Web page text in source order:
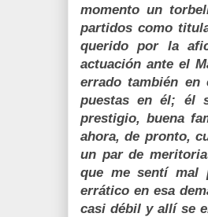
momento un
partidos como
querido por la
actuación ante el
errado también
puestas en él; él
prestigio, buena
ahora, de pronto,
un par de
que me sentí mal
errático en esa
casi débil y allí se